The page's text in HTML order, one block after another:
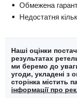
Обмежена
Недостатня
Наші оцінки
результатах
ми беремо до
угоди, укладені з
сторінка містить
інформації про